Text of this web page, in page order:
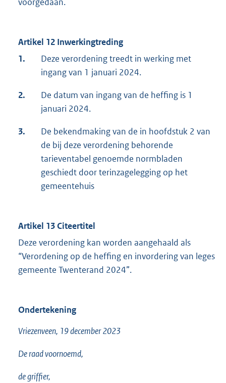
Artikel 12 Inwerkingtreding
1.
Deze verordening treedt in werking met
ingang van 1 januari 2024.
2.
De datum van ingang van de heffing is 1
januari 2024.
3.
De bekendmaking van de in hoofdstuk 2 van
de bij deze verordening behorende
tarieventabel genoemde normbladen
geschiedt door terinzagelegging op het
gemeentehuis
Artikel 13 Citeertitel
Deze verordening kan worden aangehaald als
“Verordening op de heffing en invordering van leges
gemeente Twenterand 2024”.
Ondertekening
Vriezenveen, 19 december 2023
De raad voornoemd,
de griffier,